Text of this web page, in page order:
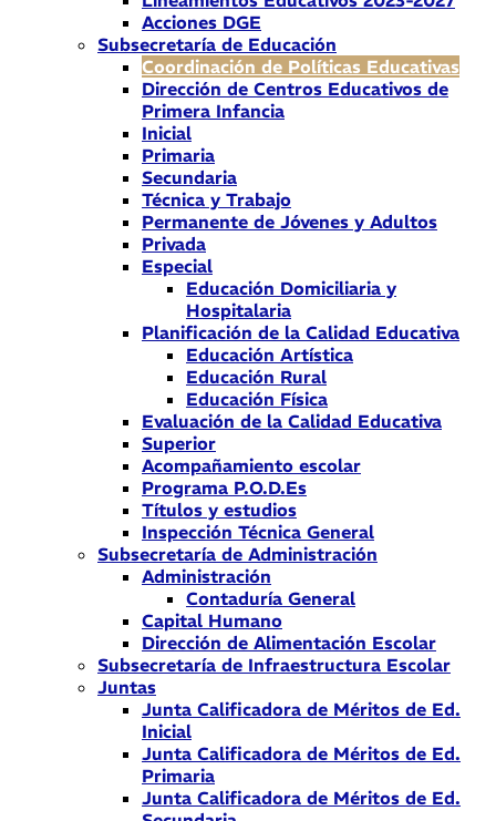
Acciones DGE
Subsecretaría de Educación
Coordinación de Políticas Educativas
Dirección de Centros Educativos de
Primera Infancia
Inicial
Primaria
Secundaria
Técnica y Trabajo
Permanente de Jóvenes y Adultos
Privada
Especial
Educación Domiciliaria y
Hospitalaria
Planificación de la Calidad Educativa
Educación Artística
Educación Rural
Educación Física
Evaluación de la Calidad Educativa
Superior
Acompañamiento escolar
Programa P.O.D.Es
Títulos y estudios
Inspección Técnica General
Subsecretaría de Administración
Administración
Contaduría General
Capital Humano
Dirección de Alimentación Escolar
Subsecretaría de Infraestructura Escolar
Juntas
Junta Calificadora de Méritos de Ed.
Inicial
Junta Calificadora de Méritos de Ed.
Primaria
Junta Calificadora de Méritos de Ed.